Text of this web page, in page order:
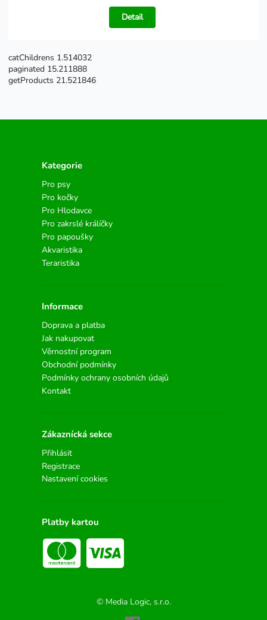
Detail
catChildrens 1.514032
paginated 15.211888
getProducts 21.521846
Kategorie
Pro psy
Pro kočky
Pro Hlodavce
Pro zakrslé králíčky
Pro papoušky
Akvaristika
Teraristika
Informace
Doprava a platba
Jak nakupovat
Věrnostní program
Obchodní podmínky
Podmínky ochrany osobních údajů
Kontakt
Zákaznícká sekce
Přihlásit
Registrace
Nastavení cookies
Platby kartou
© Media Logic, s.r.o.